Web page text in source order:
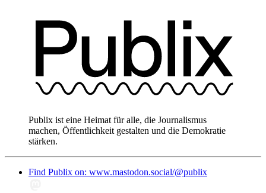
Publix ist eine Heimat für alle, die Journalismus
machen, Öffentlichkeit gestalten und die Demokratie
stärken.
Find Publix on: www.mastodon.social/@publix